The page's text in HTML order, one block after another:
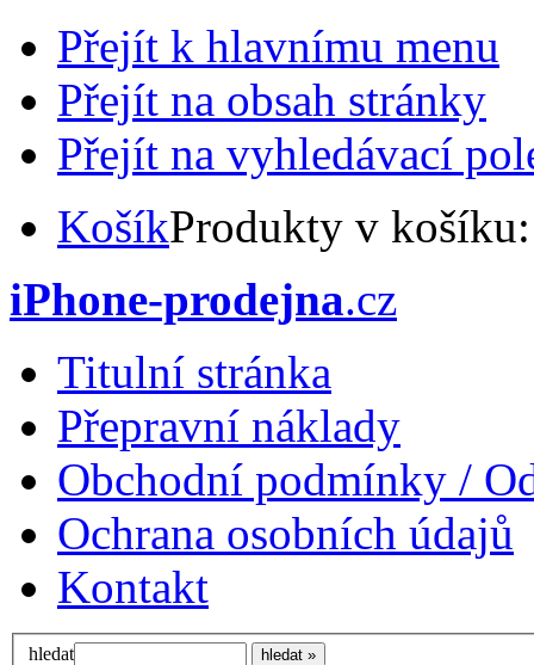
Přejít k hlavnímu menu
Přejít na obsah stránky
Přejít na vyhledávací
KošíkProdukty v
iPhone-prodejna.cz
Titulní stránka
Přepravní náklady
Obchodní podmínky /
Ochrana osobních údajů
Kontakt
hledat